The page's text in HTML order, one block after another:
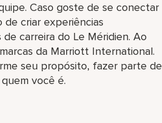
Caso goste de se conectar
criar experiências
carreira do Le Méridien. Ao
da Marriott International.
seu propósito, fazer parte de
você é.